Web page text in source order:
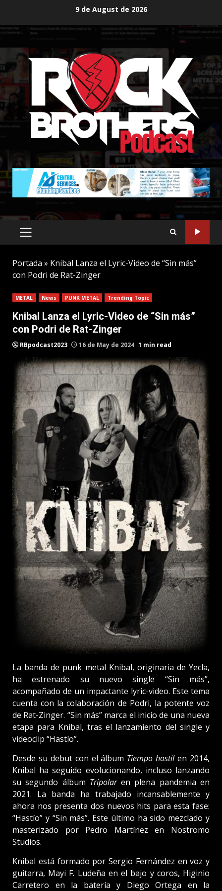
content
9 de August de 2026
PRIMARY
MENU
Portada » Knibal Lanza el Lyric-Video de “Sin más”
con Podri de Rat-Zinger
METAL News PUNK METAL Trending Topic
Knibal Lanza el Lyric-Video de “Sin más”
con Podri de Rat-Zinger
RBpodcast2023 16 de May de 2024 1 min read
La banda de punk metal Knibal, originaria de Yecla,
ha estrenado su nuevo single “Sin más”,
acompañado de un impactante lyric-video. Este tema
cuenta con la colaboración de Podri, la potente voz
de Rat-Zinger. “Sin más” marca el inicio de una nueva
etapa para Knibal, tras el lanzamiento del single y
videoclip “Hastío”.
Desde su debut con el álbum Tiempo hostilen 2014,
Knibal ha seguido evolucionando, incluso lanzando
su segundo álbum Tripolaren plena pandemia en
2021. La banda ha trabajado incansablemente y
ahora nos presenta dos nuevos hits para esta fase:
“Hastío” y “Sin más”. Este último ha sido mezclado y
masterizado por Pedro Martínez en Nostromo
Studios.
Knibal está formado por Sergio Fernández en voz y
guitarra, Mayi F. Ludeña en el bajo y coros, Higinio
Carretero en la batería y Diego Ortega en la